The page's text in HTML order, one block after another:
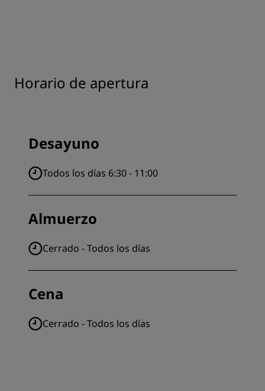
Horario de apertura
Desayuno
Todos los días 6:30 - 11:00
Almuerzo
Cerrado - Todos los días
Cena
Cerrado - Todos los días